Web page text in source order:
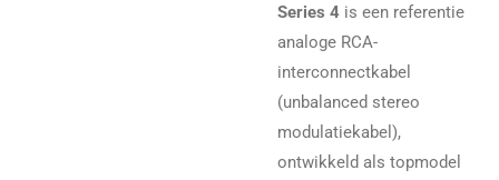
Series 4 is een referentie
analoge RCA-
interconnectkabel
(unbalanced stereo
modulatiekabel),
ontwikkeld als topmodel